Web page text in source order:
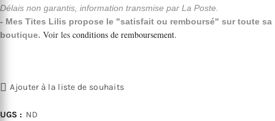
Délais non garantis, information transmise par La Poste.
- Mes Tites Lilis propose le "satisfait ou remboursé" sur toute sa
boutique. Voir les conditions de remboursement.
Ajouter à la liste de souhaits
UGS : ND